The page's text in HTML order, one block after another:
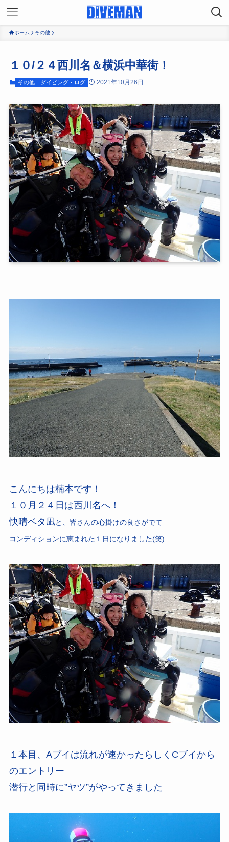
ホーム その他
１０/２４西川名＆横浜中華街！
その他 ダイビング・ログ 2021年10月26日
こんにちは楠本です！
１０月２４日は西川名へ！
快晴ベタ凪と、皆さんの心掛けの良さがでて
コンディションに恵まれた１日になりました(笑)
１本目、Aブイは流れが速かったらしくCブイから
のエントリー
潜行と同時に”ヤツ”がやってきました